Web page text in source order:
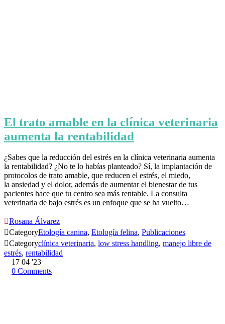
El trato amable en la clínica veterinaria
aumenta la rentabilidad
¿Sabes que la reducción del estrés en la clínica veterinaria aumenta
la rentabilidad? ¿No te lo habías planteado? Sí, la implantación de
protocolos de trato amable, que reducen el estrés, el miedo,
la ansiedad y el dolor, además de aumentar el bienestar de tus
pacientes hace que tu centro sea más rentable. La consulta
veterinaria de bajo estrés es un enfoque que se ha vuelto…
Rosana Álvarez
CategoryEtología canina, Etología felina, Publicaciones
Categoryclínica veterinaria, low stress handling, manejo libre de
estrés, rentabilidad
17 04 '23
0 Comments